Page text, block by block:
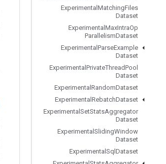
Experimental MatchingFiles
Dataset
Experimental MaxIntraOp
ParallelismDataset
Experimental ParseExample
Dataset
Experimental PrivateThreadPool
Dataset
Experimental RandomDataset
Experimental RebatchDataset
Experimental SetStatsAggregator
Dataset
Experimental SlidingWindow
Dataset
Experimental Sql Dataset